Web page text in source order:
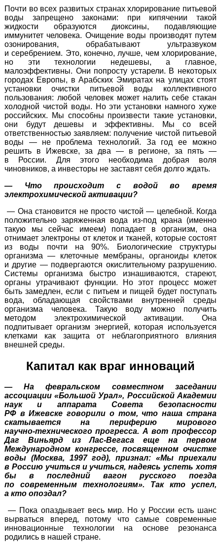
Почти во всех развитых странах хлорирование питьевой
воды запрещено законами: при кипячении такой
жидкости образуются диоксины, подавляющие
иммунитет человека. Очищение воды производят путем
озонирования, обрабатывают ультразвуком
и серебрением. Это, конечно, лучше, чем хлорирование,
но эти технологии недешевы, а главное,
малоэффективны. Они попросту устарели. В некоторых
городах Европы, в Арабских Эмиратах на улицах стоят
установки очистки питьевой воды коллективного
пользования: любой человек может налить себе стакан
холодной чистой воды. Но эти установки намного хуже
российских. Мы способны произвести такие установки,
они будут дешевы и эффективны. Мы со всей
ответственностью заявляем: получение чистой питьевой
воды — не проблема технологий. За год ее можно
решить в Ижевске, за два — в регионе, за пять —
в России. Для этого необходима добрая воля
чиновников, а инвесторы не заставят себя долго ждать.
— Что происходит с водой во время
электрохимической активации?
— Она становится не просто чистой — целебной. Когда
положительно заряженная вода из-под крана (именно
такую мы сейчас имеем) попадает в организм, она
отнимает электроны от клеток и тканей, которые состоят
из воды почти на 90%. Биологические структуры
организма — клеточные мембраны, органоиды клеток
и другие — подвергаются окислительному разрушению.
Системы организма быстро изнашиваются, стареют,
органы утрачивают функции. Но этот процесс может
быть замедлен, если с питьем и пищей будет поступать
вода, обладающая свойствами внутренней среды
организма человека. Такую воду можно получить
методом электрохимической активации. Она
подпитывает организм энергией, которая используется
клетками как защита от неблагоприятного влияния
внешней среды.
Капитал как враг инноваций
— На февральском совместном заседании
ассоциации «Большой Урал», Российской Академии
наук и аппарата Совета безопасности
РФ в Ижевске говорили о том, что наша страна
скатывается на периферию мирового
научно-техническогопрогресса. А вот профессор
Даг Виньярд из Лас-Вегаса еще на первом
Международном конгрессе, посвященном очистке
воды (Москва, 1997 год), признал: «Мы приехали
в Россию учиться и учиться, надеясь успеть хотя
бы в последний вагон русского поезда
по современным технологиям». Так кто успел,
а кто опоздал?
— Пока опаздывает весь мир. Но у России есть шанс
вырваться вперед, потому что самые современные
инновационные технологии на основе резонанса
родились в нашей стране.